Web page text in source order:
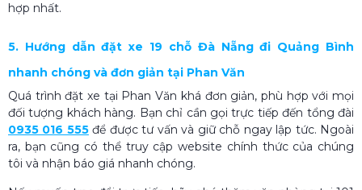
hợp nhất.
5. Hướng dẫn đặt xe 19 chỗ Đà Nẵng đi Quảng Bình
nhanh chóng và đơn giản tại Phan Văn
Quá trình đặt xe tại Phan Văn khá đơn giản, phù hợp với mọi
đối tượng khách hàng. Bạn chỉ cần gọi trực tiếp đến tổng đài
0935 016 555 để được tư vấn và giữ chỗ ngay lập tức. Ngoài
ra, bạn cũng có thể truy cập website chính thức của chúng
tôi và nhận báo giá nhanh chóng.